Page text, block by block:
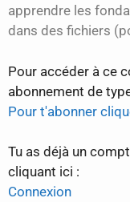
apprendre les
dans des fichiers
Pour accéder à ce
abonnement de
Pour t'abonner
Tu as déjà un
cliquant ici :
Connexion